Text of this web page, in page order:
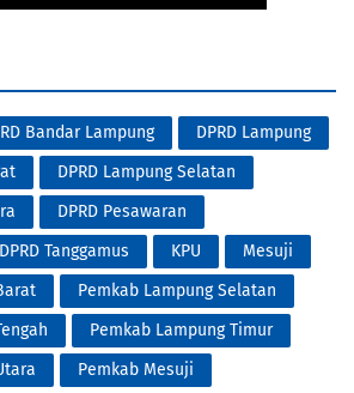
Bandar Lampung
DPRD Lampung
DPRD Lampung Selatan
DPRD Pesawaran
DPRD Tanggamus KPU
Mesuji
Pemkab Lampung Selatan
Pemkab Lampung Timur
Pemkab Mesuji